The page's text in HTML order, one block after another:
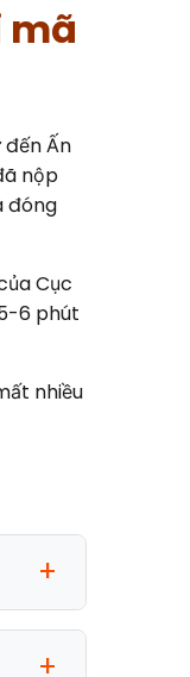
mã
đến Ấn
nộp
đóng
Cục
6 phút
nhiều